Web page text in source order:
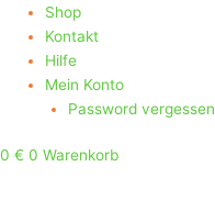
Shop
Kontakt
Hilfe
Mein Konto
Password vergessen
0 € 0 Warenkorb